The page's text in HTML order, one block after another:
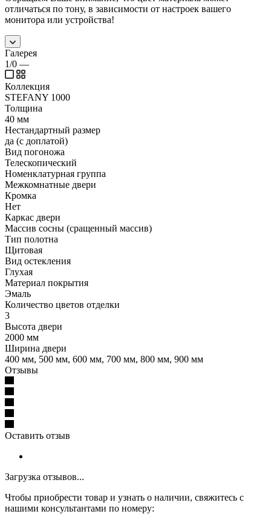
отличаться по тону, в зависимости от настроек вашего
монитора или устройства!
Галерея
1/0 —
Коллекция
STEFANY 1000
Толщина
40 мм
Нестандартный размер
да (с доплатой)
Вид погоножа
Телескопический
Номенклатурная группа
Межкомнатные двери
Кромка
Нет
Каркас двери
Массив сосны (сращенный массив)
Тип полотна
Щитовая
Вид остекления
Глухая
Материал покрытия
Эмаль
Количество цветов отделки
3
Высота двери
2000 мм
Ширина двери
400 мм, 500 мм, 600 мм, 700 мм, 800 мм, 900 мм
Отзывы
Оставить отзыв
Загрузка отзывов...
Чтобы приобрести товар и узнать о наличии, свяжитесь с
нашими консультантами по номеру: